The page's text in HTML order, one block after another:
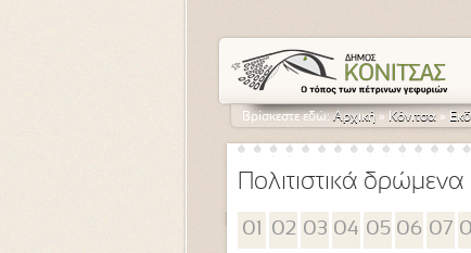
Βρίσκεστε εδώ:Αρχική » Κόνιτσα »
Πολιτιστικά
01 02 03 04 05 06 07